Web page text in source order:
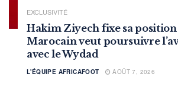
EXCLUSIVITÉ
Hakim Ziyech fixe sa position
Marocain veut poursuivre
avec le Wydad
L'ÉQUIPE AFRICAFOOT AOÛT 7, 2026